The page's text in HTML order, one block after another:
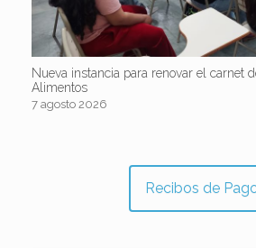
Nueva instancia para renovar el carnet
Alimentos
7 agosto 2026
Recibos de